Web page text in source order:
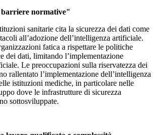
normative"
sanitarie cita la sicurezza dei dati come
all’adozione dell’intelligenza artificiale.
fatica a rispettare le politiche
dei dati, limitando l’implementazione
Le preoccupazioni sulla riservatezza dei
rallentato l’implementazione dell’intelligenza
istituzioni mediche, in particolare nelle
dove le infrastrutture di sicurezza
sottosviluppate.